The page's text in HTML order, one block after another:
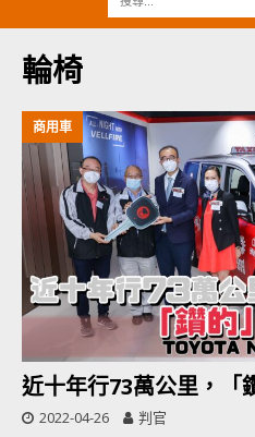
輪椅
商用車
近十年行73萬公里，「
2022-04-26 判官